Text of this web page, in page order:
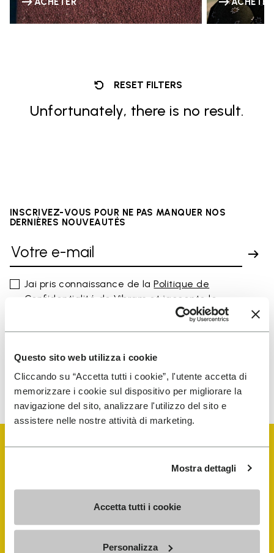
Questo sito web utilizza i cookie
Cliccando su “Accetta tutti i cookie”, l'utente accetta di
memorizzare i cookie sul dispositivo per migliorare la
navigazione del sito, analizzare l'utilizzo del sito e
assistere nelle nostre attività di marketing.
Mostra dettagli
Accetta tutti i cookie
Personalizza
RESET FILTERS
Unfortunately, there is no result.
INSCRIVEZ-VOUS POUR NE PAS MANQUER NOS
DERNIÈRES NOUVEAUTÉS
Jai pris connaissance de laPolitique de
Confidentialité de Vibram et jaccepte le
traitement de mes données personnelles afin de
consulter notre Politique de confidentialité. Vous pouvez vous
désinscrire à tout moment.
Vibram Events
FiveFingers Guide